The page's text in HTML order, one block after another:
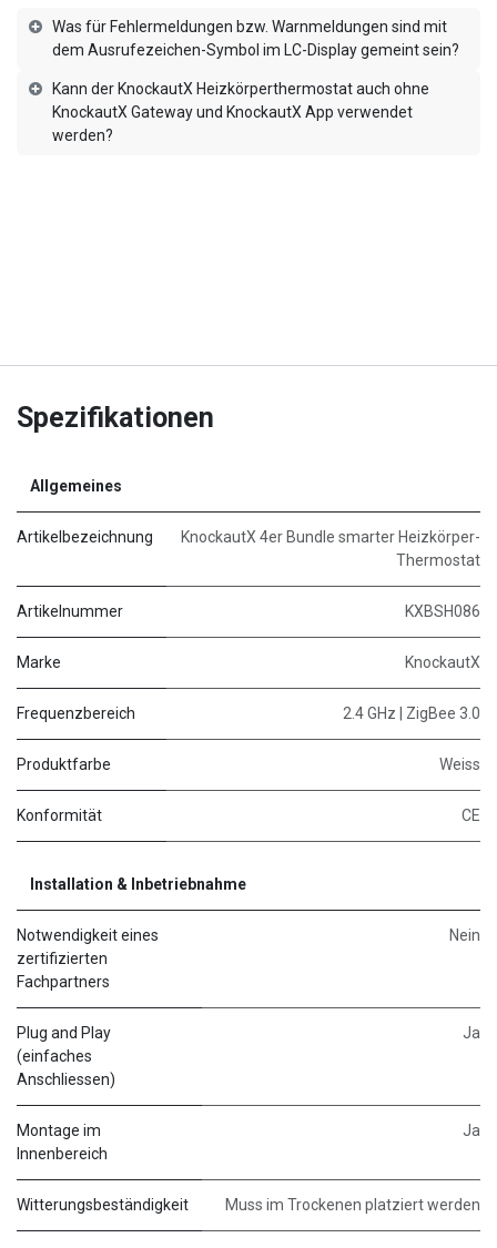
Was für Fehlermeldungen bzw. Warnmeldungen sind mit
dem Ausrufezeichen-Symbol im LC-Display gemeint sein?
Kann der KnockautX Heizkörperthermostat auch ohne
KnockautX Gateway und KnockautX App verwendet
werden?
Spezifikationen
Allgemeines
Artikelbezeichnung
KnockautX 4er Bundle smarter Heizkörper-
Thermostat
Artikelnummer KXBSH086
Marke KnockautX
Frequenzbereich 2.4 GHz | ZigBee 3.0
Produktfarbe Weiss
Konformität CE
Installation & Inbetriebnahme
Notwendigkeit eines
zertifizierten
Fachpartners
Nein
Plug and Play
(einfaches
Anschliessen)
Ja
Montage im
Innenbereich
Ja
Witterungsbeständigkeit Muss im Trockenen platziert werden